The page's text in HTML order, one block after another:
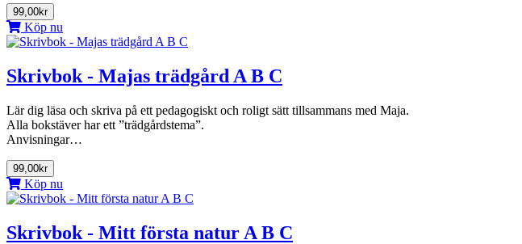
99,00kr
Köp nu
Skrivbok - Majas trädgård A B C
Lär dig läsa och skriva på ett pedagogiskt och roligt sätt tillsammans med Maja.
Alla bokstäver har ett ”trädgårdstema”.
Anvisningar…
99,00kr
Köp nu
Skrivbok - Mitt första natur A B C